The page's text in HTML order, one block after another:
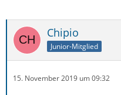
Chipio
Junior-Mitglied
15. November 2019 um 09:32